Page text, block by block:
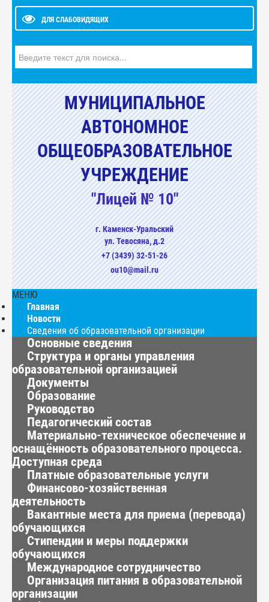
ДЛЯ СЛАБОВИДЯЩИХ
МУНИЦИПАЛЬНОЕ
АВТОНОМНОЕ
ОБЩЕОБРАЗОВАТЕЛЬНОЕ
УЧРЕЖДЕНИЕ
"Лицей № 10"
г. Каменск-Уральский
ул. Тевосяна, д.2
+7 (3439) 32-51-26
ou10@mail.ru
МЕНЮ
Главная
Новости
Сведения об образовательной организации
Основные сведения
Структура и органы управления
образовательной организацией
Документы
Образование
Руководство
Педагогический состав
Материально-техническое обеспечение и
оснащённость образовательного процесса.
Доступная среда
Платные образовательные услуги
Финансово-хозяйственная
деятельность
Вакантные места для приема (перевода)
обучающихся
Стипендии и меры поддержки
обучающихся
Международное сотрудничество
Организация питания в образовательной
организации